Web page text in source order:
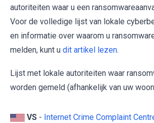
autoriteiten waar u een
Voor de volledige lijst van lokale
en informatie over waarom u
melden, kunt u dit artikel lezen.
Lijst met lokale autoriteiten waar
worden gemeld (afhankelijk van uw
VS - Internet Crime Complaint